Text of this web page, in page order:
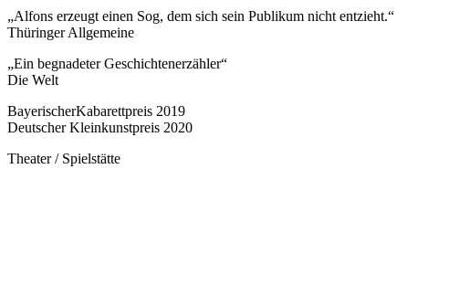
„Alfons erzeugt einen Sog, dem sich sein Publikum nicht entzieht.“
Thüringer Allgemeine
„Ein begnadeter Geschichtenerzähler“
Die Welt
BayerischerKabarettpreis 2019
Deutscher Kleinkunstpreis 2020
Theater / Spielstätte